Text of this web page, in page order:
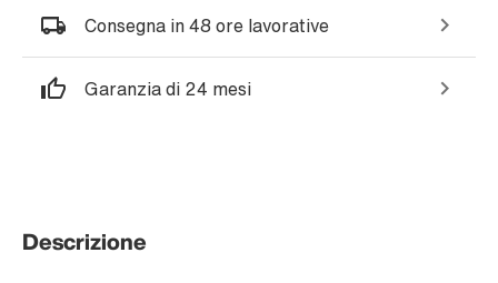
Consegna in 48 ore lavorative
Garanzia di 24 mesi
Descrizione